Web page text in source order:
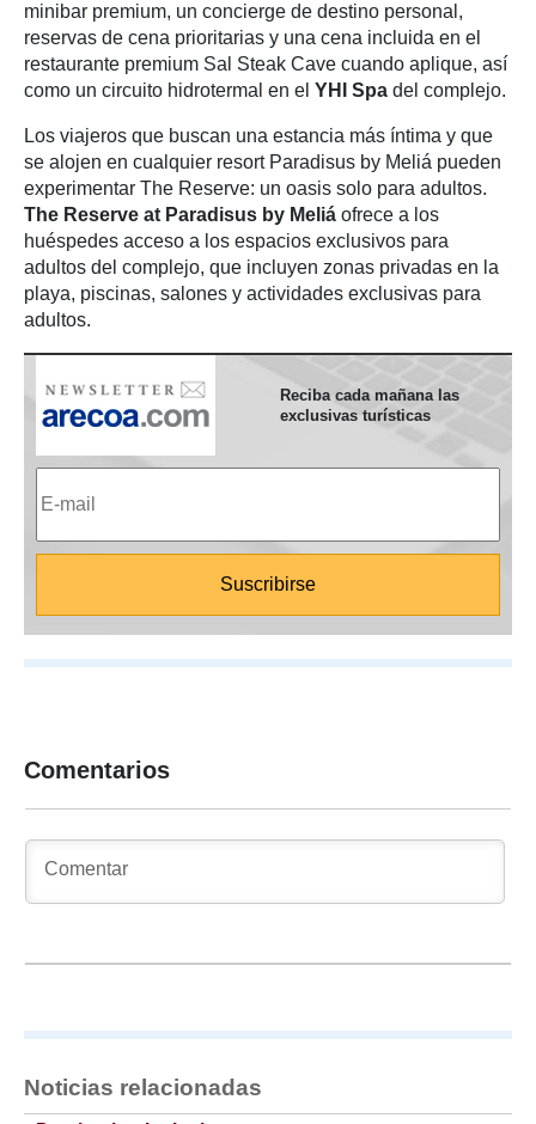
minibar premium, un concierge de destino personal,
reservas de cena prioritarias y una cena incluida en el
restaurante premium Sal Steak Cave cuando aplique, así
como un circuito hidrotermal en el YHI Spa del complejo.
Los viajeros que buscan una estancia más íntima y que
se alojen en cualquier resort Paradisus by Meliá pueden
experimentar The Reserve: un oasis solo para adultos.
The Reserve at Paradisus by Meliá ofrece a los
huéspedes acceso a los espacios exclusivos para
adultos del complejo, que incluyen zonas privadas en la
playa, piscinas, salones y actividades exclusivas para
adultos.
Reciba cada mañana las
exclusivas turísticas
Comentarios
Noticias relacionadas